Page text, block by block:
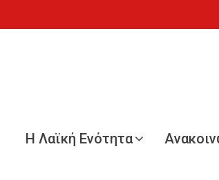
Η Λαϊκή Ενότητα